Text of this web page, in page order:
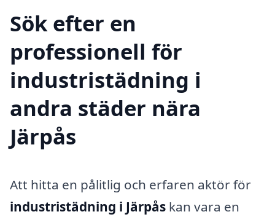
Sök efter en
professionell för
industristädning i
andra städer nära
Järpås
Att hitta en pålitlig och erfaren aktör för
industristädning i Järpås kan vara en